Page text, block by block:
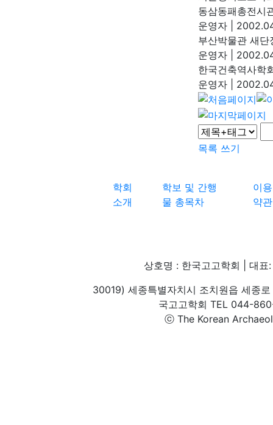
동삼동패총전시
운영자
부산박물관 새단
운영자
한국건축역사학
운영자
목록 쓰기
학회
소개
학보 및 간행
물 총목차
이용
약관
상호명 : 한국고고학회 | 대
30019) 세종특별자치시 조치원읍 세종
국고고학회 TEL 044-
ⓒ The Korean